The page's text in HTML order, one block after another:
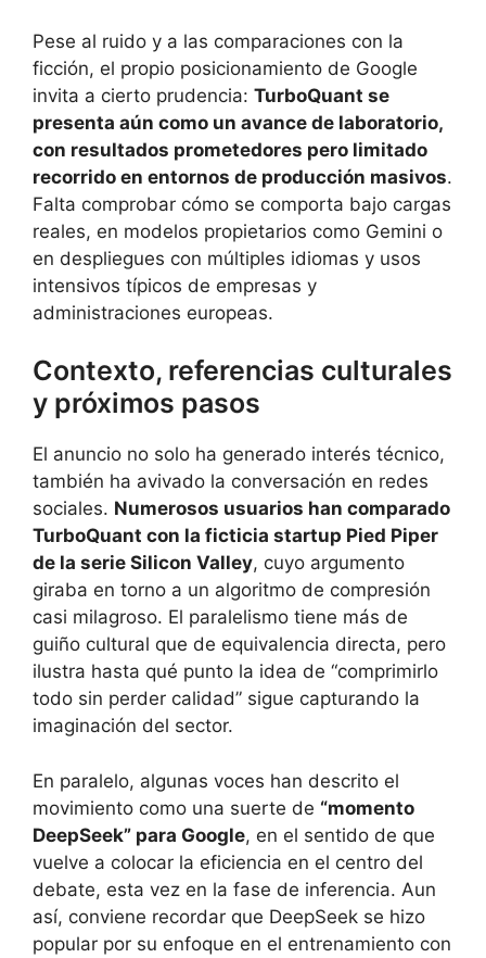
Pese al ruido y a las comparaciones con la
ficción, el propio posicionamiento de Google
invita a cierto prudencia: TurboQuant se
presenta aún como un avance de laboratorio,
con resultados prometedores pero limitado
recorrido en entornos de producción masivos.
Falta comprobar cómo se comporta bajo cargas
reales, en modelos propietarios como Gemini o
en despliegues con múltiples idiomas y usos
intensivos típicos de empresas y
administraciones europeas.
Contexto, referencias culturales
y próximos pasos
El anuncio no solo ha generado interés técnico,
también ha avivado la conversación en redes
sociales. Numerosos usuarios han comparado
TurboQuant con la ficticia startup Pied Piper
de la serie Silicon Valley, cuyo argumento
giraba en torno a un algoritmo de compresión
casi milagroso. El paralelismo tiene más de
guiño cultural que de equivalencia directa, pero
ilustra hasta qué punto la idea de “comprimirlo
todo sin perder calidad” sigue capturando la
imaginación del sector.
En paralelo, algunas voces han descrito el
movimiento como una suerte de “momento
DeepSeek” para Google, en el sentido de que
vuelve a colocar la eficiencia en el centro del
debate, esta vez en la fase de inferencia. Aun
así, conviene recordar que DeepSeek se hizo
popular por su enfoque en el entrenamiento con